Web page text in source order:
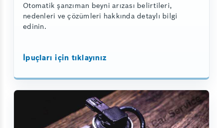
Otomatik şanzıman beyni arızası belirtileri,
nedenleri ve çözümleri hakkında detaylı bilgi
edinin.
İpuçları için tıklayınız